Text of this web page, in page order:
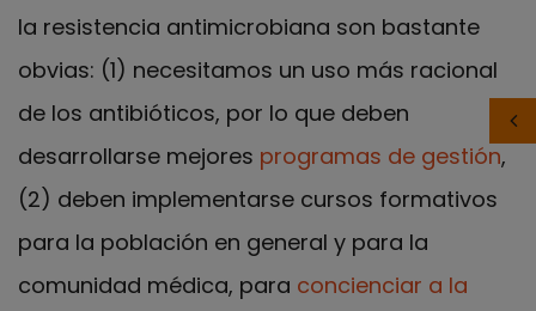
la resistencia antimicrobiana son bastante
obvias: (1) necesitamos un uso más racional
de los antibióticos, por lo que deben
desarrollarse mejores programas de gestión,
(2) deben implementarse cursos formativos
para la población en general y para la
comunidad médica, para concienciar a la